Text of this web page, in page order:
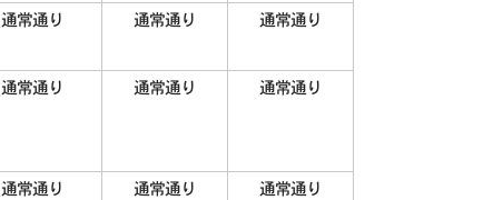
通常通り 通常通り 通常通り
通常通り 通常通り 通常通り
通常通り 通常通り 通常通り